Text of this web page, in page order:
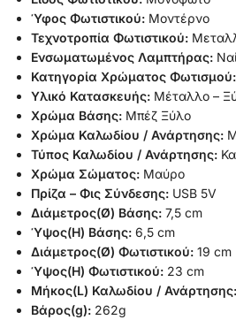
Ύφος Φωτιστικού: Μοντέρνο
Τεχνοτροπία Φωτιστικού:
Ενσωματωμένος Λαμπτήρας: Ναί
Κατηγορία Χρώματος Φωτισμού:
Υλικό Κατασκευής: Μέταλλο –
Χρώμα Βάσης: Μπέζ Ξύλο
Χρώμα Καλωδίου / Ανάρτησης:
Τύπος Καλωδίου / Ανάρτησης:
Χρώμα Σώματος: Μαύρο
Πρίζα – Φις Σύνδεσης: USB 5V
Διάμετρος(Ø) Βάσης: 7,5 cm
Ύψος(H) Βάσης: 6,5 cm
Διάμετρος(Ø) Φωτιστικού: 19 cm
Ύψος(H) Φωτιστικού: 23 cm
Μήκος(L) Καλωδίου / Ανάρτησης:
Βάρος(g): 262g